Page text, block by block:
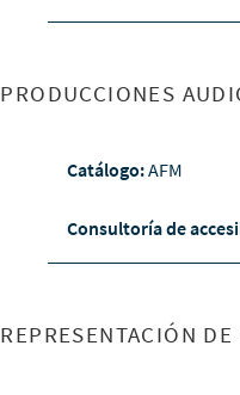
PRODUCCIONES
Catálogo:AFM
Consultoría de
REPRESENTACIÓN